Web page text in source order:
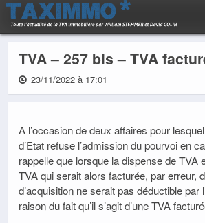
TVA – 257 bis – TVA
23/11/2022 à 17:01
A l’occasion de deux affaires pour
d’Etat refuse l’admission du pourvoi en
rappelle que lorsque la dispense de TVA
TVA qui serait alors facturée, par erreur,
d’acquisition ne serait pas déductible par
raison du fait qu’il s’agit d’une TVA